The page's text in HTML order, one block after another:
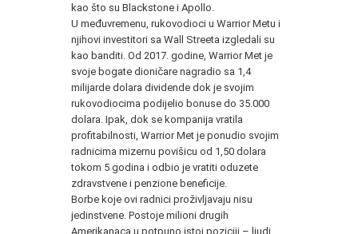
kao što su Blackstone i Apollo.
U međuvremenu, rukovodioci u Warrior Metu i
njihovi investitori sa Wall Streeta izgledali su
kao banditi. Od 2017. godine, Warrior Met je
svoje bogate dioničare nagradio sa 1,4
milijarde dolara dividende dok je svojim
rukovodiocima podijelio bonuse do 35.000
dolara. Ipak, dok se kompanija vratila
profitabilnosti, Warrior Met je ponudio svojim
radnicima mizernu povišicu od 1,50 dolara
tokom 5 godina i odbio je vratiti oduzete
zdravstvene i penzione beneficije.
Borbe koje ovi radnici proživljavaju nisu
jedinstvene. Postoje milioni drugih
Amerikanaca u potpuno istoj poziciji – ljudi